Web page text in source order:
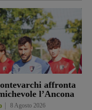
affronta
l’Ancona
8 Agosto 2026